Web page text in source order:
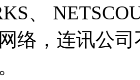
、
络，连讯公